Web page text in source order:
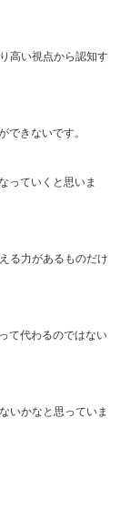
高い視点から認知す
できないです。
っていくと思いま
る力があるものだけ
て代わるのではない
いかなと思っていま